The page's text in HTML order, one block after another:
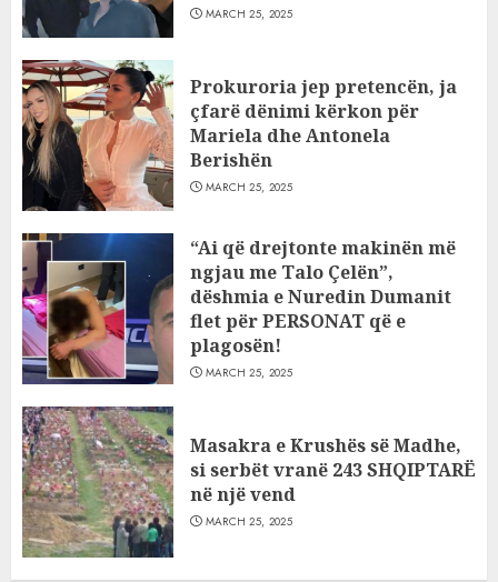
MARCH 25, 2025
Prokuroria jep pretencën, ja
çfarë dënimi kërkon për
Mariela dhe Antonela
Berishën
MARCH 25, 2025
“Ai që drejtonte makinën më
ngjau me Talo Çelën”,
dëshmia e Nuredin Dumanit
flet për PERSONAT që e
plagosën!
MARCH 25, 2025
Masakra e Krushës së Madhe,
si serbët vranë 243 SHQIPTARË
në një vend
MARCH 25, 2025